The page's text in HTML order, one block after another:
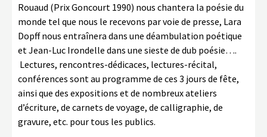
Rouaud (Prix Goncourt 1990) nous chantera la poésie du
monde tel que nous le recevons par voie de presse, Lara
Dopff nous entraînera dans une déambulation poétique
et Jean-Luc Irondelle dans une sieste de dub poésie….
Lectures, rencontres-dédicaces, lectures-récital,
conférences sont au programme de ces 3 jours de fête,
ainsi que des expositions et de nombreux ateliers
d’écriture, de carnets de voyage, de calligraphie, de
gravure, etc. pour tous les publics.